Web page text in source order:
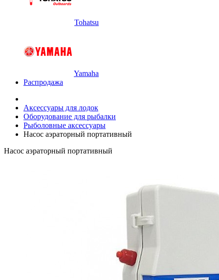
Tohatsu
Yamaha
Распродажа
Аксессуары для лодок
Оборудование для рыбалки
Рыболовные аксессуары
Насос аэраторный портативный
Насос аэраторный портативный